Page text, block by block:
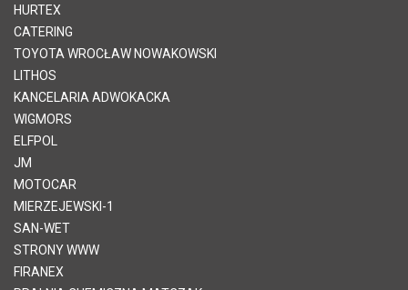
HURTEX
CATERING
TOYOTA WROCŁAW NOWAKOWSKI
LITHOS
KANCELARIA ADWOKACKA
WIGMORS
ELFPOL
JM
MOTOCAR
MIERZEJEWSKI-1
SAN-WET
STRONY WWW
FIRANEX